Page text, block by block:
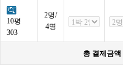
총 결제금액
10평
303
2명/
4명